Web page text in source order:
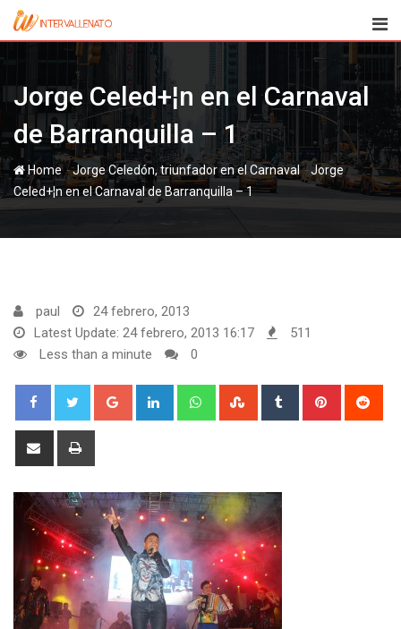
Skip
Jorge Celed+¦n en el Carnaval
de Barranquilla – 1
Home- -Jorge
Celed+¦n en el Carnaval de Barranquilla – 1
paul
24 febrero, 2013
Latest Update: 24 febrero, 2013 16:17
511
Less than a minute
0
Google+ LinkedIn WhatsappStumbleUpon
Tumblr Pinterest
Share